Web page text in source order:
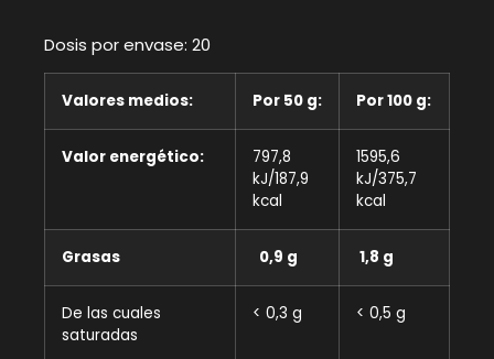
Dosis por envase: 20
Valores medios: Por 50 g: Por 100 g:
Valor energético:
797,8
kJ/187,9
kcal
1595,6
kJ/375,7
kcal
Grasas 0,9 g 1,8 g
De las cuales
saturadas
< 0,3 g < 0,5 g